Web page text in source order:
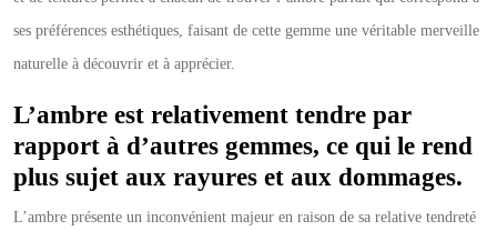
ses préférences esthétiques, faisant de cette gemme une véritable merveille
naturelle à découvrir et à apprécier.
L’ambre est relativement tendre par
rapport à d’autres gemmes, ce qui le rend
plus sujet aux rayures et aux dommages.
L’ambre présente un inconvénient majeur en raison de sa relative tendreté